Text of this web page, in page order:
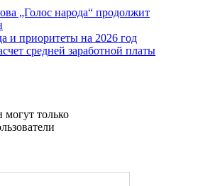
„Голос народа“ продолжит
и приоритеты на 2026 год
средней заработной платы
могут только